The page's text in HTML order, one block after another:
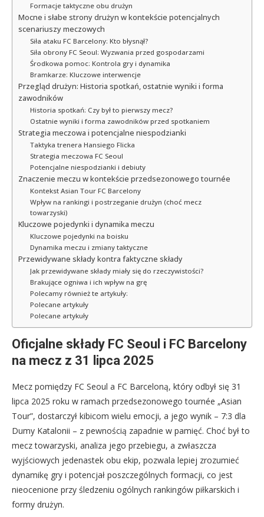
Formacje taktyczne obu drużyn
Mocne i słabe strony drużyn w kontekście potencjalnych
scenariuszy meczowych
Siła ataku FC Barcelony: Kto błysnął?
Siła obrony FC Seoul: Wyzwania przed gospodarzami
Środkowa pomoc: Kontrola gry i dynamika
Bramkarze: Kluczowe interwencje
Przegląd drużyn: Historia spotkań, ostatnie wyniki i forma
zawodników
Historia spotkań: Czy był to pierwszy mecz?
Ostatnie wyniki i forma zawodników przed spotkaniem
Strategia meczowa i potencjalne niespodzianki
Taktyka trenera Hansiego Flicka
Strategia meczowa FC Seoul
Potencjalne niespodzianki i debiuty
Znaczenie meczu w kontekście przedsezonowego tournée
Kontekst Asian Tour FC Barcelony
Wpływ na rankingi i postrzeganie drużyn (choć mecz
towarzyski)
Kluczowe pojedynki i dynamika meczu
Kluczowe pojedynki na boisku
Dynamika meczu i zmiany taktyczne
Przewidywane składy kontra faktyczne składy
Jak przewidywane składy miały się do rzeczywistości?
Brakujące ogniwa i ich wpływ na grę
Polecamy również te artykuły:
Polecane artykuły
Polecane artykuły
Oficjalne składy FC Seoul i FC Barcelony
na mecz z 31 lipca 2025
Mecz pomiędzy FC Seoul a FC Barceloną, który odbył się 31
lipca 2025 roku w ramach przedsezonowego tournée „Asian
Tour”, dostarczył kibicom wielu emocji, a jego wynik – 7:3 dla
Dumy Katalonii – z pewnością zapadnie w pamięć. Choć był to
mecz towarzyski, analiza jego przebiegu, a zwłaszcza
wyjściowych jedenastek obu ekip, pozwala lepiej zrozumieć
dynamikę gry i potencjał poszczególnych formacji, co jest
nieocenione przy śledzeniu ogólnych rankingów piłkarskich i
formy drużyn.